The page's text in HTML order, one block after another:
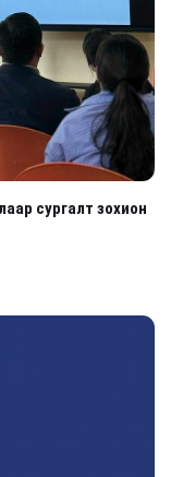
сургалт зохион